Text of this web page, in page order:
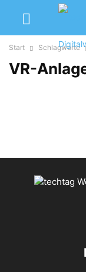
Start Schlagworte
VR-